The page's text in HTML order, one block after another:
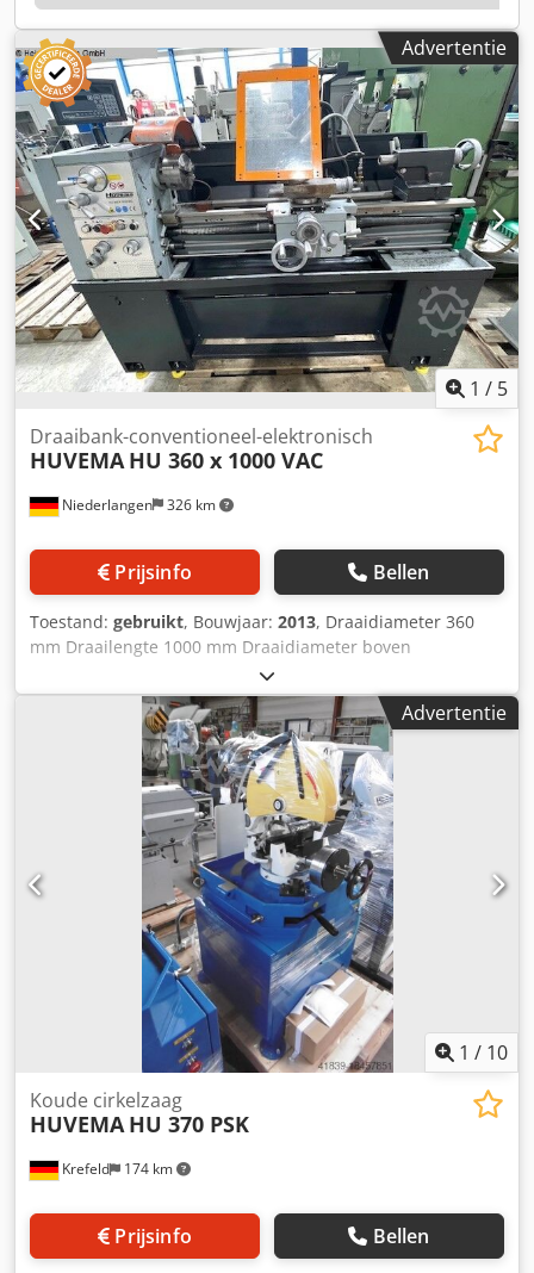
Advertentie
1 / 5
Niederlangen 326 km
Draaibank-conventioneel-elektronisch
HUVEMA HU 360 x 1000 VAC
Prijsinfo Bellen
Toestand: gebruikt, Bouwjaar: 2013, Draaidiameter 360
mm Draailengte 1000 mm Draaidiameter boven
dwarsslede 215 mm Toerental(len) 30 - 3000 tpm
Spilboring 38 mm Langsvoeding 0,043 - 0,653 m/min Totale
vermogensbehoefte 3,5 kW Machinegewicht ca. 1500 kg
Benodigde ruimte ca. 1900 x 900 x 1300 mm Dcodjzfqi
Rspfx Ah Sjk Toebehoren: - 3-klauwplaat - 4-klauwplaat -
Multifix-gereedschapshouder - Newall digitale uitlezing -
Variabel toerental - Vaste en meedraaiende brillensteun
Advertentie
1 / 10
Krefeld 174 km
Koude cirkelzaag
HUVEMA HU 370 PSK
Prijsinfo Bellen